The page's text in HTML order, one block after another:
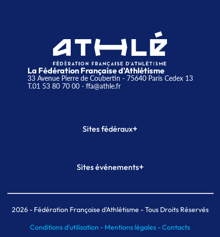
La Fédération Française d'Athlétisme
33 Avenue Pierre de Coubertin - 75640 Paris Cedex 13
T.01 53 80 70 00- ffa@athle.fr
Sites fédéraux+
Plateforme Formation
Sites événements+
Meeting de Paris indoor
MAIF Ekiden de Paris
2026- Fédération Française d'Athlétisme - Tous Droits Réservés
Conditions d'utilisation - Mentions légales -Contacts